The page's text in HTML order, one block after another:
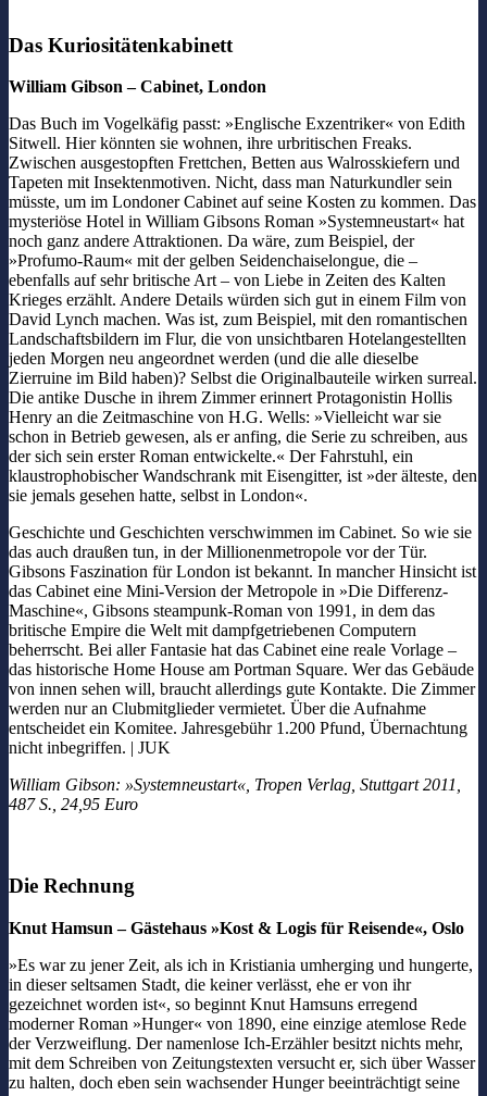
Das Kuriositätenkabinett
William Gibson – Cabinet, London
Das Buch im Vogelkäfig passt: »Englische Exzentriker« von Edith
Sitwell. Hier könnten sie wohnen, ihre urbritischen Freaks.
Zwischen ausgestopften Frettchen, Betten aus Walrosskiefern und
Tapeten mit Insektenmotiven. Nicht, dass man Naturkundler sein
müsste, um im Londoner Cabinet auf seine Kosten zu kommen. Das
mysteriöse Hotel in William Gibsons Roman »Systemneustart« hat
noch ganz andere Attraktionen. Da wäre, zum Beispiel, der
»Profumo-Raum« mit der gelben Seidenchaiselongue, die –
ebenfalls auf sehr britische Art – von Liebe in Zeiten des Kalten
Krieges erzählt. Andere Details würden sich gut in einem Film von
David Lynch machen. Was ist, zum Beispiel, mit den romantischen
Landschaftsbildern im Flur, die von unsichtbaren Hotelangestellten
jeden Morgen neu angeordnet werden (und die alle dieselbe
Zierruine im Bild haben)? Selbst die Originalbauteile wirken surreal.
Die antike Dusche in ihrem Zimmer erinnert Protagonistin Hollis
Henry an die Zeitmaschine von H.G. Wells: »Vielleicht war sie
schon in Betrieb gewesen, als er anfing, die Serie zu schreiben, aus
der sich sein erster Roman entwickelte.« Der Fahrstuhl, ein
klaustrophobischer Wandschrank mit Eisengitter, ist »der älteste, den
sie jemals gesehen hatte, selbst in London«.
Geschichte und Geschichten verschwimmen im Cabinet. So wie sie
das auch draußen tun, in der Millionenmetropole vor der Tür.
Gibsons Faszination für London ist bekannt. In mancher Hinsicht ist
das Cabinet eine Mini-Version der Metropole in »Die Differenz-
Maschine«, Gibsons steampunk-Roman von 1991, in dem das
britische Empire die Welt mit dampfgetriebenen Computern
beherrscht. Bei aller Fantasie hat das Cabinet eine reale Vorlage –
das historische Home House am Portman Square. Wer das Gebäude
von innen sehen will, braucht allerdings gute Kontakte. Die Zimmer
werden nur an Clubmitglieder vermietet. Über die Aufnahme
entscheidet ein Komitee. Jahresgebühr 1.200 Pfund, Übernachtung
nicht inbegriffen. | JUK
William Gibson: »Systemneustart«, Tropen Verlag, Stuttgart 2011,
487 S., 24,95 Euro
Die Rechnung
Knut Hamsun – Gästehaus »Kost & Logis für Reisende«, Oslo
»Es war zu jener Zeit, als ich in Kristiania umherging und hungerte,
in dieser seltsamen Stadt, die keiner verlässt, ehe er von ihr
gezeichnet worden ist«, so beginnt Knut Hamsuns erregend
moderner Roman »Hunger« von 1890, eine einzige atemlose Rede
der Verzweiflung. Der namenlose Ich-Erzähler besitzt nichts mehr,
mit dem Schreiben von Zeitungstexten versucht er, sich über Wasser
zu halten, doch eben sein wachsender Hunger beeinträchtigt seine